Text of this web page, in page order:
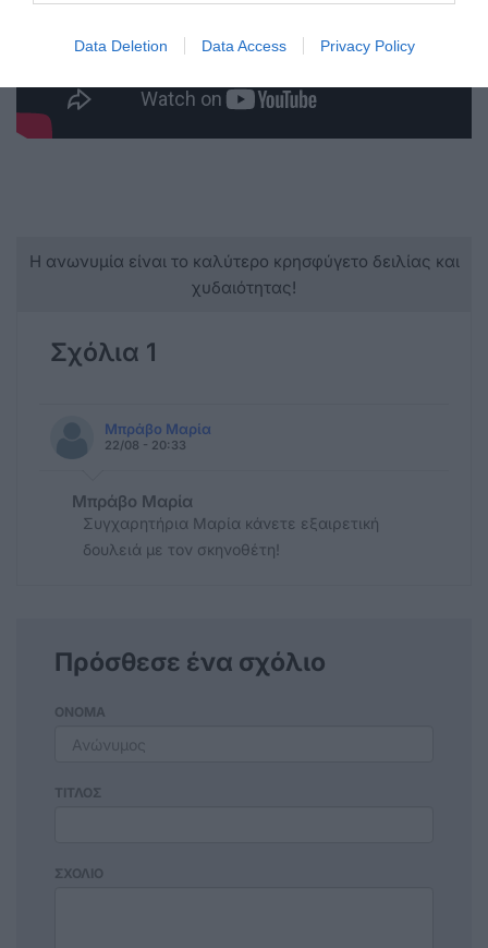
Data Deletion Data Access Privacy Policy
Η ανωνυμία είναι το καλύτερο κρησφύγετο δειλίας και
χυδαιότητας!
Σχόλια 1
Μπράβο Μαρία
22/08 - 20:33
Μπράβο Μαρία
Συγχαρητήρια Μαρία κάνετε εξαιρετική
δουλειά με τον σκηνοθέτη!
Πρόσθεσε ένα σχόλιο
ΟΝΟΜΑ
ΤΙΤΛΟΣ
ΣΧΟΛΙΟ